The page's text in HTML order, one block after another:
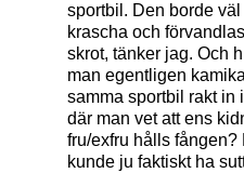
sportbil. Den borde
krascha och
skrot, tänker jag. Och
man egentligen
samma sportbil rakt in
där man vet att ens
fru/exfru hålls fången?
kunde ju faktiskt ha